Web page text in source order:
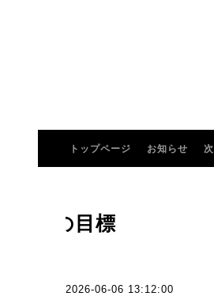
トップページ お知らせ
今月の目標
2026-06-06 13:12:00